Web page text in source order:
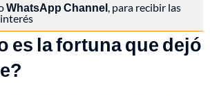
WhatsApp Channel, para recibir las
es la fortuna que dejó